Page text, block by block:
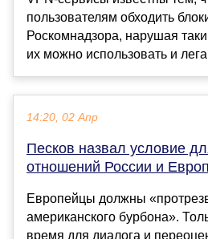
пользователям обходить
Роскомнадзора, нарушая
их можно использовать и
14:20, 02 Апр
Песков назвал условие
отношений России и
Европейцы должны
американского бурбона».
время для диалога и